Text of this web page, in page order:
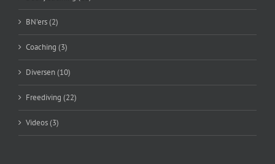
BN'ers (2)
Coaching (3)
Diversen (10)
Freediving (22)
Videos (3)